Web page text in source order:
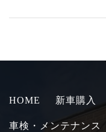
HOME 新車購入
車検・メンテナンス